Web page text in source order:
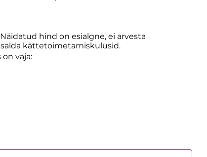
Näidatud hind on esialgne, ei arvesta
kättetoimetamiskulusid.
vaja: